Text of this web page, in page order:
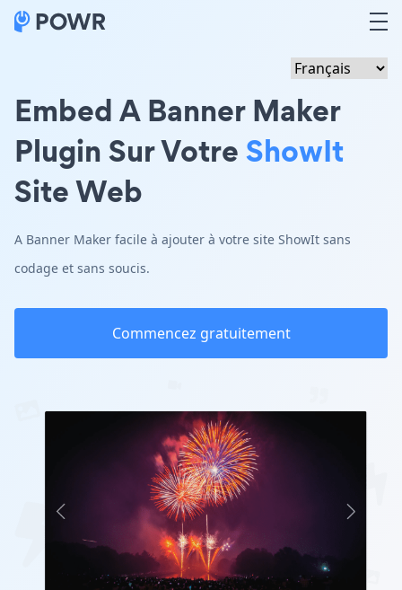
Embed A Banner Maker
Plugin Sur VotreShowIt
Site Web
A Banner Maker facile à ajouter à votre site ShowIt sans
codage et sans soucis.
Commencez gratuitement